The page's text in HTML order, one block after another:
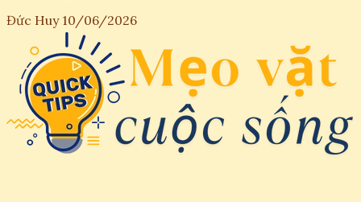
Đức Huy 10/06/2026